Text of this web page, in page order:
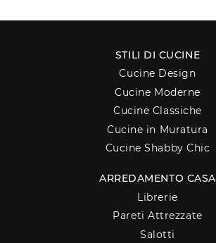
STILI DI CUCINE
Cucine Design
Cucine Moderne
Cucine Classiche
Cucine in Muratura
Cucine Shabby Chic
ARREDAMENTO CASA
Librerie
Pareti Attrezzate
Salotti